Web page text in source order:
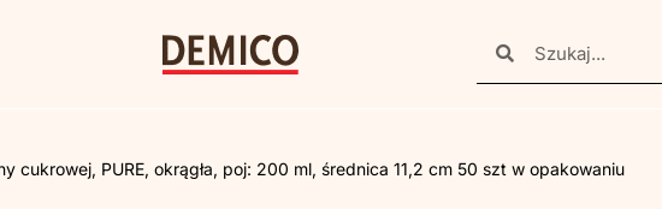
cukrowej, PURE, okrągła, poj: 200 ml, średnica 11,2 cm 50 szt w opakowaniu